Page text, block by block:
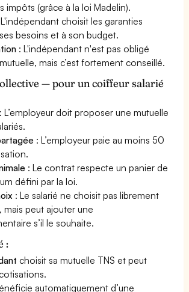
impôts (grâce à la loi Madelin).
choisit les garanties
besoins et à son budget.
: L'indépendant n'est pas obligé
mais c’est fortement conseillé.
— pour un coiffeur salarié
: L’employeur doit proposer une mutuelle
: L’employeur paie au moins 50
: Le contrat respecte un panier de
défini par la loi.
: Le salarié ne choisit pas librement
mais peut ajouter une
s’il le souhaite.
:
choisit sa mutuelle TNS et peut
automatiquement d’une